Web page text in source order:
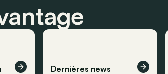
Dernières news